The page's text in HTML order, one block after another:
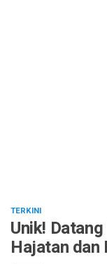
TERKINI
Unik!
Hajatan dan